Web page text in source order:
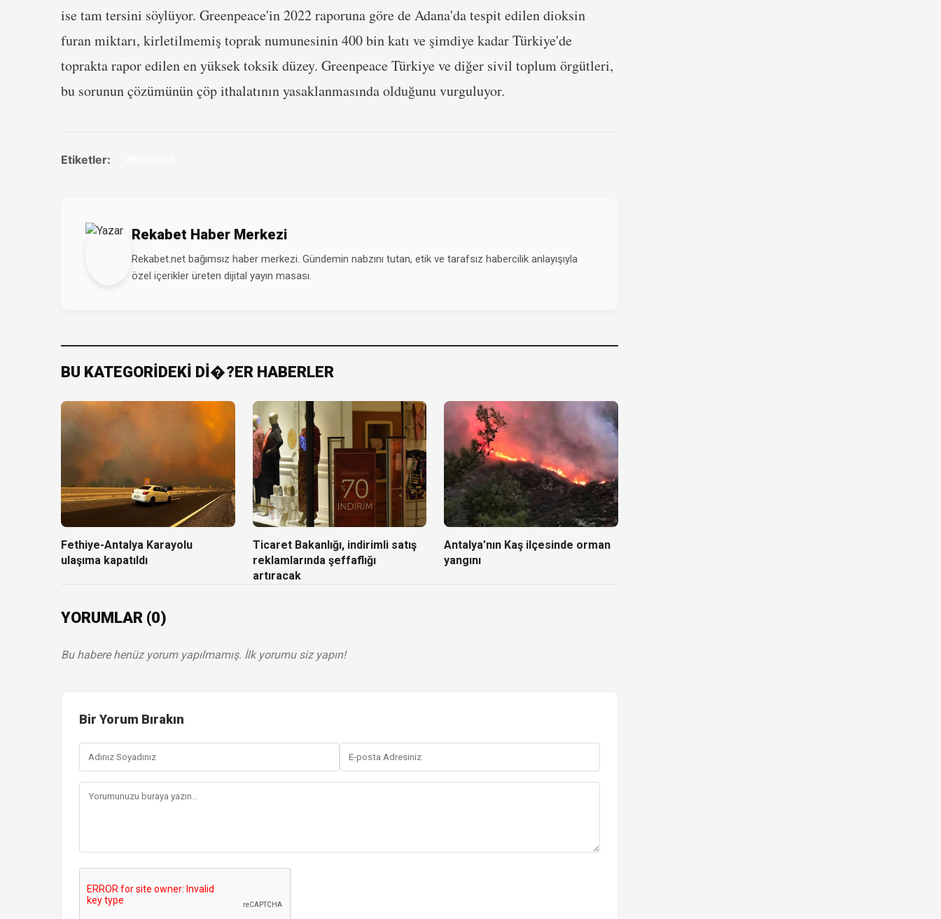
ise tam tersini söylüyor. Greenpeace'in 2022 raporuna göre de Adana'da tespit edilen dioksin
furan miktarı, kirletilmemiş toprak numunesinin 400 bin katı ve şimdiye kadar Türkiye'de
toprakta rapor edilen en yüksek toksik düzey. Greenpeace Türkiye ve diğer sivil toplum örgütleri,
bu sorunun çözümünün çöp ithalatının yasaklanmasında olduğunu vurguluyor.
Etiketler:
Rekabet Haber Merkezi
Rekabet.net bağımsız haber merkezi. Gündemin nabzını tutan, etik ve tarafsız habercilik anlayışıyla
özel içerikler üreten dijital yayın masası.
BU KATEGORİDEKİ Dİ�?ER HABERLER
Fethiye-Antalya Karayolu
ulaşıma kapatıldı
Ticaret Bakanlığı, indirimli satış
reklamlarında şeffaflığı
artıracak
Antalya’nın Kaş ilçesinde orman
yangını
YORUMLAR (0)
Bu habere henüz yorum yapılmamış. İlk yorumu siz yapın!
Bir Yorum Bırakın